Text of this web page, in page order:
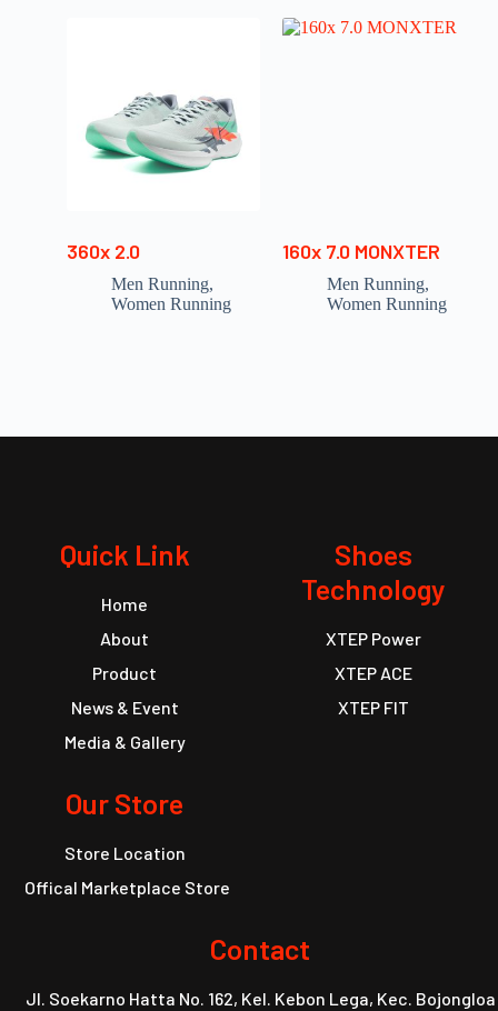
360x 2.0
Men Running,
Women Running
160x 7.0 MONXTER
Men Running,
Women Running
Quick Link
Home
About
Product
News & Event
Media & Gallery
Shoes
Technology
XTEP Power
XTEP ACE
XTEP FIT
Our Store
Store Location
Offical Marketplace Store
Contact
Jl. Soekarno Hatta No. 162, Kel. Kebon Lega, Kec. Bojongloa